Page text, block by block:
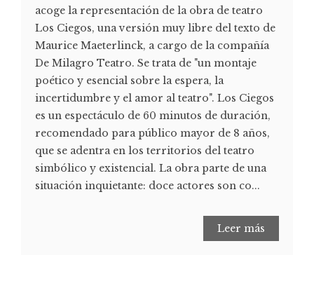
acoge la representación de la obra de teatro
Los Ciegos, una versión muy libre del texto de
Maurice Maeterlinck, a cargo de la compañía
De Milagro Teatro. Se trata de "un montaje
poético y esencial sobre la espera, la
incertidumbre y el amor al teatro". Los Ciegos
es un espectáculo de 60 minutos de duración,
recomendado para público mayor de 8 años,
que se adentra en los territorios del teatro
simbólico y existencial. La obra parte de una
situación inquietante: doce actores son co...
Leer más